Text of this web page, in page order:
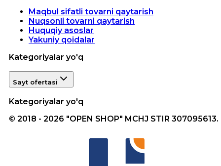
Maqbul sifatli tovarni qaytarish
Nuqsonli tovarni qaytarish
Huquqiy asoslar
Yakuniy qoidalar
Kategoriyalar yo'q
Sayt ofertasi
Kategoriyalar yo'q
© 2018 - 2026 "OPEN SHOP" MCHJ STIR 307095613.